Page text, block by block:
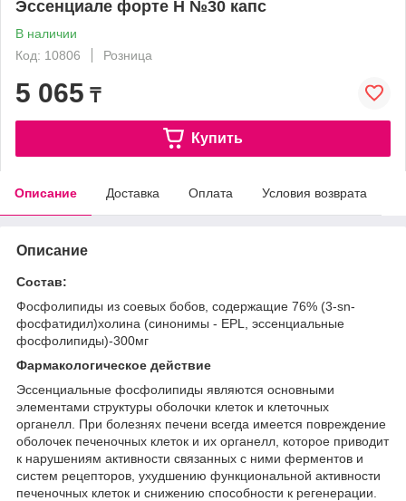
Эссенциале форте Н №30 капс
В наличии
Код: 10806
Розница
5 065 ₸
Купить
Описание Доставка Оплата Условия возврата
Описание
Состав:
Фосфолипиды из соевых бобов, содержащие 76% (3-sn-
фосфатидил)холина (синонимы - EPL, эссенциальные
фосфолипиды)-300мг
Фармакологическое действие
Эссенциальные фосфолипиды являются основными
элементами структуры оболочки клеток и клеточных
органелл. При болезнях печени всегда имеется повреждение
оболочек печеночных клеток и их органелл, которое приводит
к нарушениям активности связанных с ними ферментов и
систем рецепторов, ухудшению функциональной активности
печеночных клеток и снижению способности к регенерации.